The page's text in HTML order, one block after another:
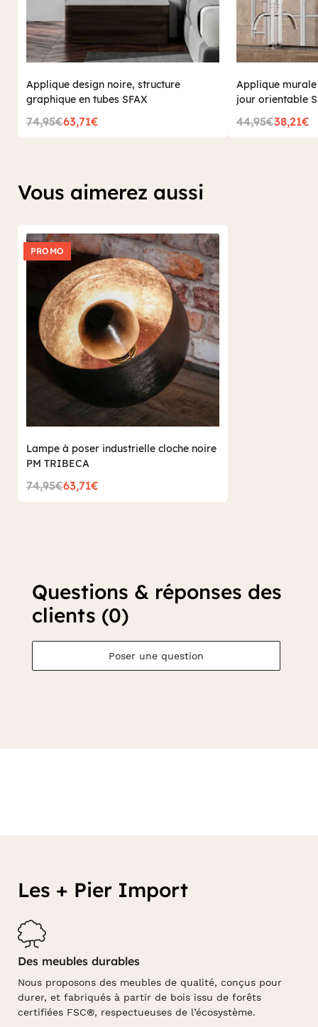
Applique design noire, structure
graphique en tubes SFAX
74,95€63,71€
Applique
jour orientable
44,95€38,21€
Vous aimerez aussi
PROMO
Lampe à poser industrielle cloche noire
PM TRIBECA
74,95€63,71€
Questions & réponses des
clients (0)
Poser une question
Les + Pier Import
Des meubles durables
Nous proposons des meubles de qualité, conçus pour
durer, et fabriqués à partir de bois issu de forêts
certifiées FSC®, respectueuses de l’écosystème.